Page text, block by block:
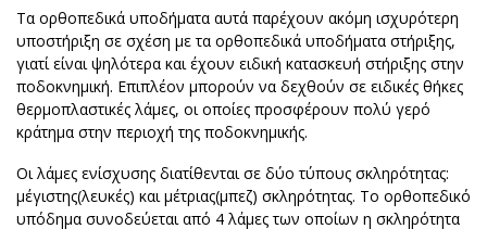
Tα ορθοπεδικά υποδήματα αυτά παρέχουν ακόμη ισχυρότερη
υποστήριξη σε σχέση με τα ορθοπεδικά υποδήματα στήριξης,
γιατί είναι ψηλότερα και έχουν ειδική κατασκευή στήριξης στην
ποδοκνημική. Επιπλέον μπορούν να δεχθούν σε ειδικές θήκες
θερμοπλαστικές λάμες, οι οποίες προσφέρουν πολύ γερό
κράτημα στην περιοχή της ποδοκνημικής.
Οι λάμες ενίσχυσης διατίθενται σε δύο τύπους σκληρότητας:
μέγιστης(λευκές) και μέτριας(μπεζ) σκληρότητας. Το ορθοπεδικό
υπόδημα συνοδεύεται από 4 λάμες των οποίων η σκληρότητα